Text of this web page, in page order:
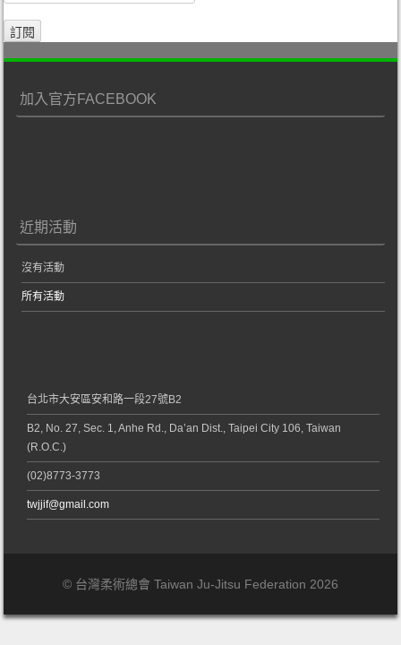
加入官方FACEBOOK
近期活動
沒有活動
所有活動
台北市大安區安和路一段27號B2
B2, No. 27, Sec. 1, Anhe Rd., Da’an Dist., Taipei City 106, Taiwan
(R.O.C.)
(02)8773-3773
twjjif@gmail.com
© 台灣柔術總會 Taiwan Ju-Jitsu Federation 2026